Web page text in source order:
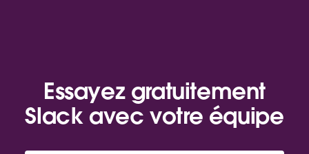
Essayez gratuitement
Slack avec votre équipe